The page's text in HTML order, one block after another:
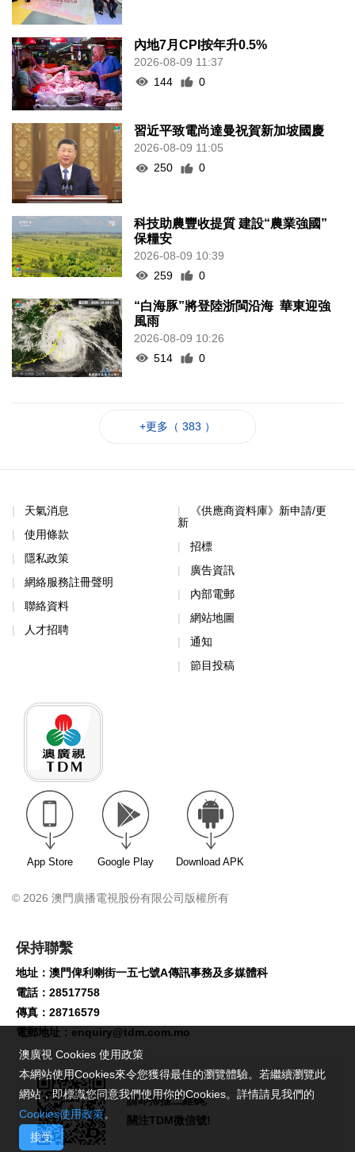
內地7月CPI按年升0.5%
2026-08-09 11:37
144
0
習近平致電尚達曼祝賀新加坡國慶
2026-08-09 11:05
250
0
科技助農豐收提質 建設“農業強國”
保糧安
2026-08-09 10:39
259
0
“白海豚”將登陸浙閩沿海 華東迎強
風雨
2026-08-09 10:26
514
0
+更多（ 383 ）
天氣消息
使用條款
隱私政策
網絡服務註冊聲明
聯絡資料
人才招聘
《供應商資料庫》新申請/更
新
招標
廣告資訊
內部電郵
網站地圖
通知
節目投稿
App Store Google Play Download APK
© 2026 澳門廣播電視股份有限公司版權所有
保持聯繫
地址：澳門俾利喇街一五七號A傳訊事務及多媒體科
電話：28517758
傳真：28716579
電郵地址： enquiry@tdm.com.mo
請即掃描二維碼,
關注TDM微信號!
澳廣視 Cookies 使用政策
本網站使用Cookies來令您獲得最佳的瀏覽體驗。若繼續瀏覽此
網站，即標識您同意我們使用你的Cookies。詳情請見我們的
Cookies使用政策。
接受